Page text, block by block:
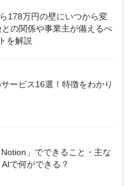
178万円の壁にいつから変
の関係や事業主が備えるべ
を解説
ービス16選！特徴をわかり
」でできること・主な
で何ができる？